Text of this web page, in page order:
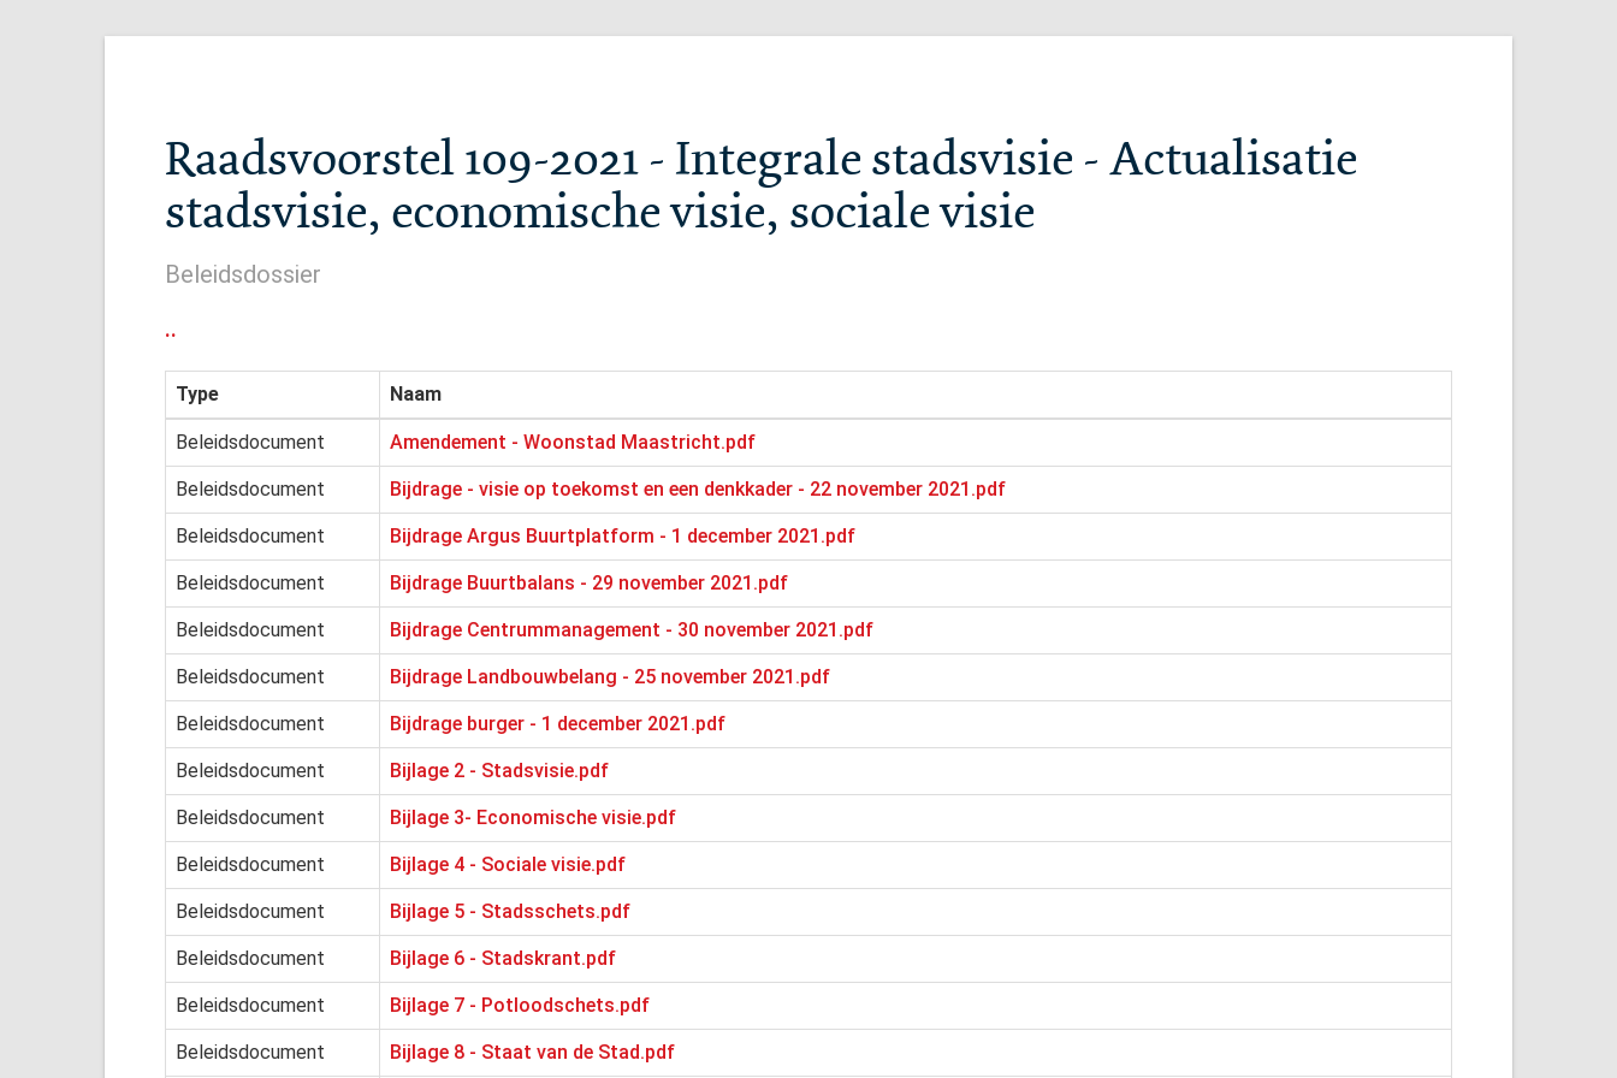
Raadsvoorstel 109-2021 - Integrale stadsvisie - Actualisatie
stadsvisie, economische visie, sociale visie
Beleidsdossier
..
Type Naam
Beleidsdocument Amendement - Woonstad Maastricht.pdf
Beleidsdocument Bijdrage - visie op toekomst en een denkkader - 22 november 2021.pdf
Beleidsdocument Bijdrage Argus Buurtplatform - 1 december 2021.pdf
Beleidsdocument Bijdrage Buurtbalans - 29 november 2021.pdf
Beleidsdocument Bijdrage Centrummanagement - 30 november 2021.pdf
Beleidsdocument Bijdrage Landbouwbelang - 25 november 2021.pdf
Beleidsdocument Bijdrage burger - 1 december 2021.pdf
Beleidsdocument Bijlage 2 - Stadsvisie.pdf
Beleidsdocument Bijlage 3- Economische visie.pdf
Beleidsdocument Bijlage 4 - Sociale visie.pdf
Beleidsdocument Bijlage 5 - Stadsschets.pdf
Beleidsdocument Bijlage 6 - Stadskrant.pdf
Beleidsdocument Bijlage 7 - Potloodschets.pdf
Beleidsdocument Bijlage 8 - Staat van de Stad.pdf